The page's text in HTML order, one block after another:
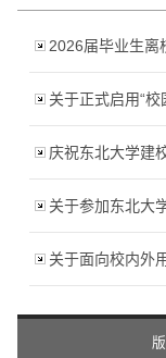
2026届毕业生离
关于正式启用“校
庆祝东北大学建
关于参加东北大
关于面向校内外